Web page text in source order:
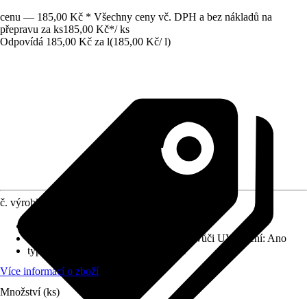
cenu — 185,00 Kč * Všechny ceny vč. DPH a bez nákladů na
přepravu za ks185,00 Kč*/ ks
Odpovídá 185,00 Kč za l(185,00 Kč/ l)
č. výrobku
Odolnost vůči povětrnostním vlivům a vůči UV záření: Ano
typ nátěru
Lazurované/transparentní
Více informací o zboží
Množství (ks)